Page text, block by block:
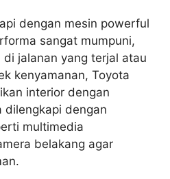
dengan mesin powerful
sangat mumpuni,
jalanan yang terjal atau
kenyamanan, Toyota
interior dengan
dilengkapi dengan
multimedia
belakang agar